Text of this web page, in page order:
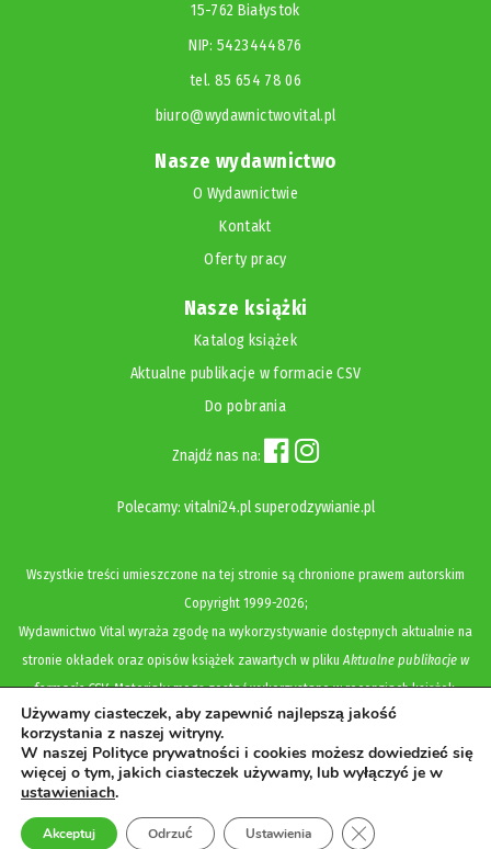
15-762 Białystok
NIP: 5423444876
tel. 85 654 78 06
biuro@wydawnictwovital.pl
Nasze wydawnictwo
O Wydawnictwie
Kontakt
Oferty pracy
Nasze książki
Katalog książek
Aktualne publikacje w formacie CSV
Do pobrania
Znajdź nas na:
Polecamy: vitalni24.pl superodzywianie.pl
Wszystkie treści umieszczone na tej stronie są chronione prawem autorskim
Copyright1999-2026;
Wydawnictwo Vital wyraża zgodę na wykorzystywanie dostępnych aktualnie na
stronie okładek oraz opisów książek zawartych w plikuAktualne publikacje w
formacie CSV. Materiały mogą zostać wykorzystane w recenzjach książek,
katalogach internetowych, bibliotecznych (OPAC) oraz materiałach promujących
legalną dystrybucję książek. Usunięcie materiału z ww. strony internetowej,
równoznaczne jest z cofnięciem udzielonej zgody.
Polityka prywatności i cookies
Używamy ciasteczek, aby zapewnić najlepszą jakość
korzystania z naszej witryny.
W naszej Polityce prywatności i cookies możesz dowiedzieć się
więcej o tym, jakich ciasteczek używamy, lub wyłączyć je w
ustawieniach.
Akceptuj Odrzuć Ustawienia Zamknij panel